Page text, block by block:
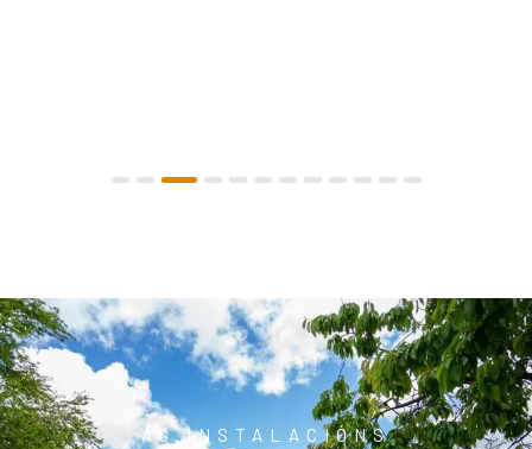
AS INSTALACIÓNS